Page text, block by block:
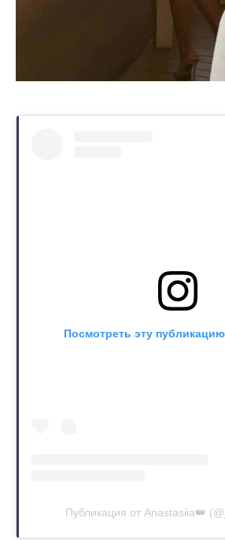
Посмотреть эту
Публикация от Anastasiia👑